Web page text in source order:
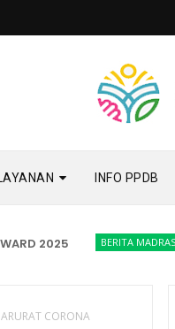
INFO PPDB
2025 BERITA MADRASAH
CORONA